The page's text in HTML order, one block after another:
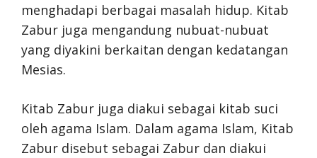
menghadapi berbagai masalah hidup. Kitab
Zabur juga mengandung nubuat-nubuat
yang diyakini berkaitan dengan kedatangan
Mesias.
Kitab Zabur juga diakui sebagai kitab suci
oleh agama Islam. Dalam agama Islam, Kitab
Zabur disebut sebagai Zabur dan diakui